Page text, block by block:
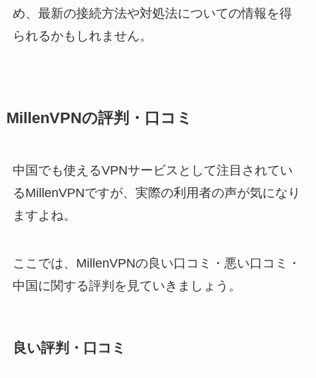
め、最新の接続方法や対処法についての情報を得
られるかもしれません。
MillenVPNの評判・口コミ
中国でも使えるVPNサービスとして注目されてい
るMillenVPNですが、実際の利用者の声が気になり
ますよね。
ここでは、MillenVPNの良い口コミ・悪い口コミ・
中国に関する評判を見ていきましょう。
良い評判・口コミ